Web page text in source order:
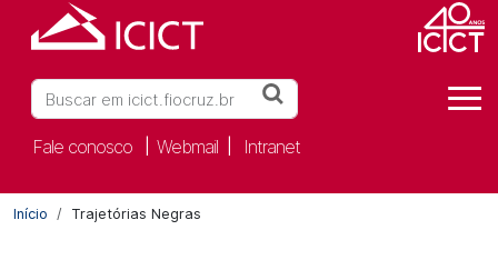
Buscar
Fale conosco Webmail Intranet
Início Trajetórias Negras